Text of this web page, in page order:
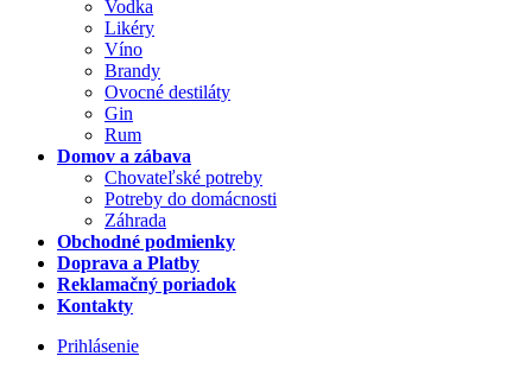
Vodka
Likéry
Víno
Brandy
Ovocné destiláty
Gin
Rum
Domov a zábava
Chovateľské potreby
Potreby do domácnosti
Záhrada
Obchodné podmienky
Doprava a Platby
Reklamačný poriadok
Kontakty
Prihlásenie